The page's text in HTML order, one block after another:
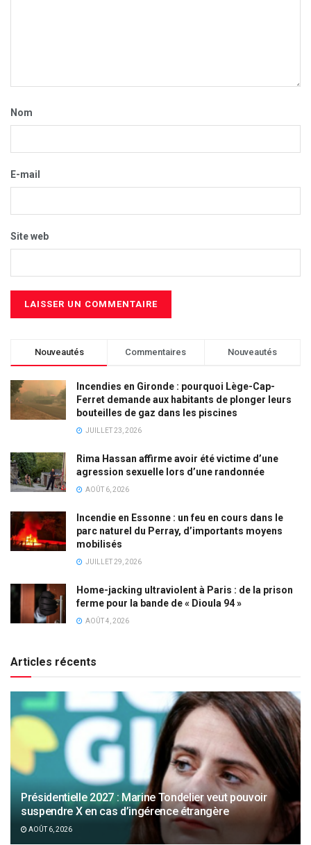
Nom
E-mail
Site web
Nouveautés Commentaires Nouveautés
Incendies en Gironde : pourquoi Lège-Cap-
Ferret demande aux habitants de plonger leurs
bouteilles de gaz dans les piscines
JUILLET 23, 2026
Rima Hassan affirme avoir été victime d’une
agression sexuelle lors d’une randonnée
AOÛT 6, 2026
Incendie en Essonne : un feu en cours dans le
parc naturel du Perray, d’importants moyens
mobilisés
JUILLET 29, 2026
Home-jacking ultraviolent à Paris : de la prison
ferme pour la bande de « Dioula 94 »
AOÛT 4, 2026
Articles récents
Présidentielle 2027 : Marine Tondelier veut pouvoir
suspendre X en cas d’ingérence étrangère
AOÛT 6, 2026